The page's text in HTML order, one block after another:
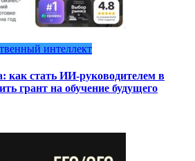
интеллект
как стать ИИ-руководителем в
грант на обучение будущего